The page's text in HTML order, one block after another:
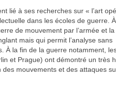
lié à ses recherches sur « l’art
dans les écoles de guerre.
de mouvement par l’armée et la
mais qui permit l’analyse sans
À la fin de la guerre notamment,
et Prague) ont démontré un très
mouvements et des attaques